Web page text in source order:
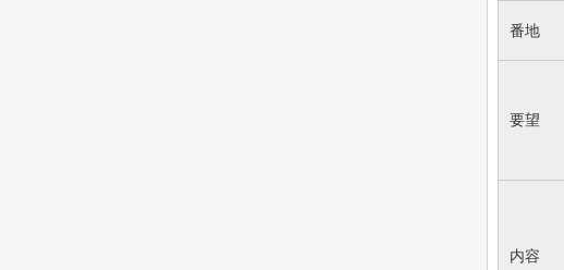
番地
要望
内容